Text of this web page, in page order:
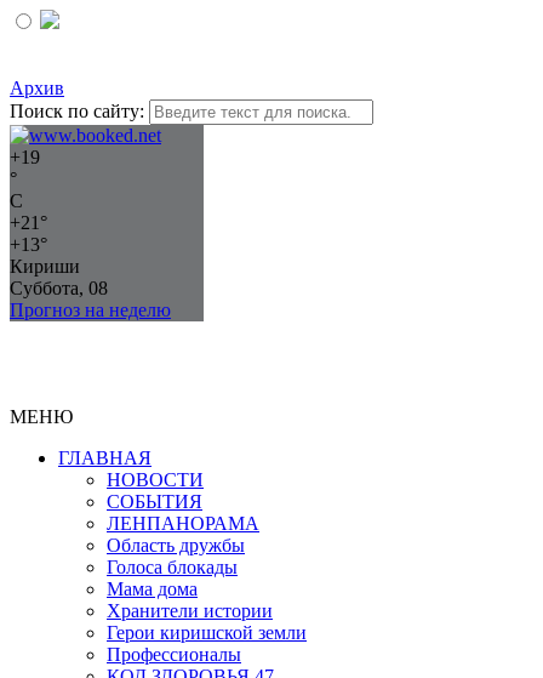
Архив
Поиск по сайту:
+19
°
C
+21°
+13°
Кириши
Суббота, 08
Прогноз на неделю
МЕНЮ
ГЛАВНАЯ
НОВОСТИ
СОБЫТИЯ
ЛЕНПАНОРАМА
Область дружбы
Голоса блокады
Мама дома
Хранители истории
Герои киришской земли
Профессионалы